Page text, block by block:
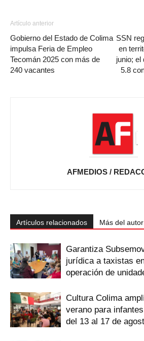
Artículo anterior
Gobierno del Estado de Colima
impulsa Feria de Empleo
Tecomán 2025 con más de
240 vacantes
SSN
en
junio; el
5.8
AFMEDIOS /
Artículos relacionados Más del autor
Garantiza
jurídica a taxistas
operación de
Cultura Colima
verano para
del 13 al 17 de